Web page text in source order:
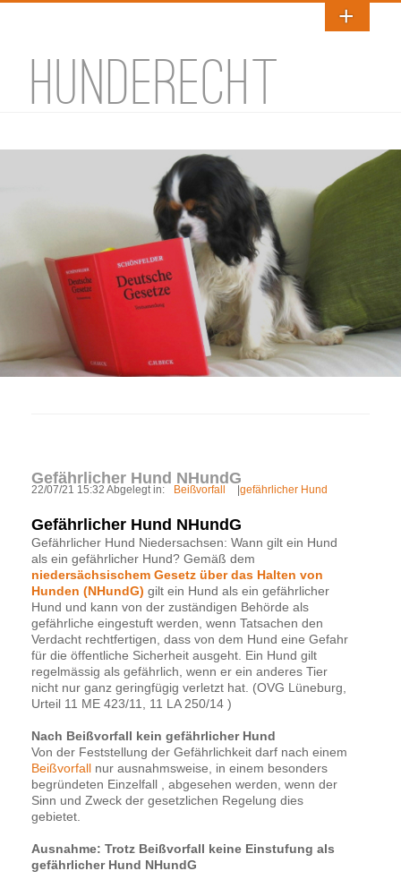
HUNDERECHT
Gefährlicher Hund NHundG
22/07/21 15:32 Abgelegt in: Beißvorfall |gefährlicher Hund
Gefährlicher Hund NHundG
Gefährlicher Hund Niedersachsen: Wann gilt ein Hund
als ein gefährlicher Hund? Gemäß dem
niedersächsischem Gesetz über das Halten von
Hunden (NHundG) gilt ein Hund als ein gefährlicher
Hund und kann von der zuständigen Behörde als
gefährliche eingestuft werden, wenn Tatsachen den
Verdacht rechtfertigen, dass von dem Hund eine Gefahr
für die öffentliche Sicherheit ausgeht. Ein Hund gilt
regelmässig als gefährlich, wenn er ein anderes Tier
nicht nur ganz geringfügig verletzt hat. (OVG Lüneburg,
Urteil 11 ME 423/11, 11 LA 250/14 )
Nach Beißvorfall kein gefährlicher Hund
Von der Feststellung der Gefährlichkeit darf nach einem
Beißvorfall nur ausnahmsweise, in einem besonders
begründeten Einzelfall , abgesehen werden, wenn der
Sinn und Zweck der gesetzlichen Regelung dies
gebietet.
Ausnahme: Trotz Beißvorfall keine Einstufung als
gefährlicher Hund NHundG